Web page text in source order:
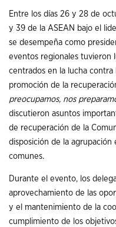
Entre los días 26 y 28 de
y 39 de la ASEAN bajo el
se desempeña como
eventos regionales tuvieron
centrados en la lucha contra
promoción de la
preocupamos, nos
discutieron asuntos
de recuperación de la
disposición de la agrupación
comunes.
Durante el evento, los
aprovechamiento de las
y el mantenimiento de la
cumplimiento de los